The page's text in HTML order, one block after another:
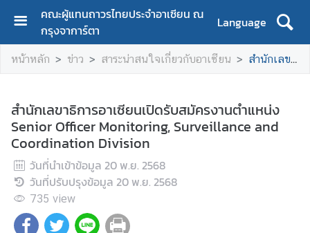
คณะผู้แทนถาวรไทยประจำอาเซียน ณ
กรุงจาการ์ตา
Language
H
o
A
b
o
u
t
u
s
หน้าหลัก ข่าว สาระน่าสนใจเกี่ยวกับอาเซียน สำนักเลขาธิการอาเซียนเปิดรับสมัครงานตำแหน่ง Senior Officer Monitoring, Surveillance and Coordination Division
สำนักเลขาธิการอาเซียนเปิดรับสมัครงานตำแหน่ง
Senior Officer Monitoring, Surveillance and
Coordination Division
วันที่นำเข้าข้อมูล 20 พ.ย. 2568
วันที่ปรับปรุงข้อมูล 20 พ.ย. 2568
735 view